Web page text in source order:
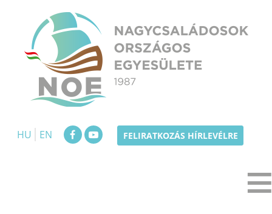
content
HU
EN FELIRATKOZÁS HÍRLEVÉLRE